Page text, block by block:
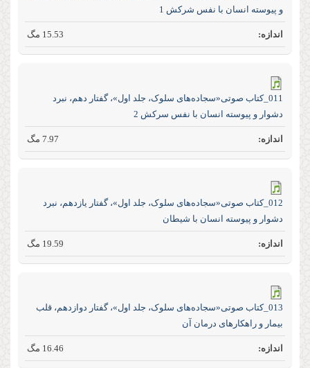
و پیوسته انسان با نفس شرکش 1
15.53 مگ
011_کتاب صوتی«سجاده‌های سلوک، جلد اول»، گفتار دهم، نبرد
دشوار و پیوسته انسان با نفس سرکش 2
7.97 مگ
012_کتاب صوتی«سجاده‌های سلوک، جلد اول»، گفتار یازدهم، نبرد
دشوار و پیوسته انسان با شیطان
19.59 مگ
013_کتاب صوتی«سجاده‌های سلوک، جلد اول»، گفتار دوازدهم، قلب
بیمار و راهکا‌رهای درمان آن
16.46 مگ